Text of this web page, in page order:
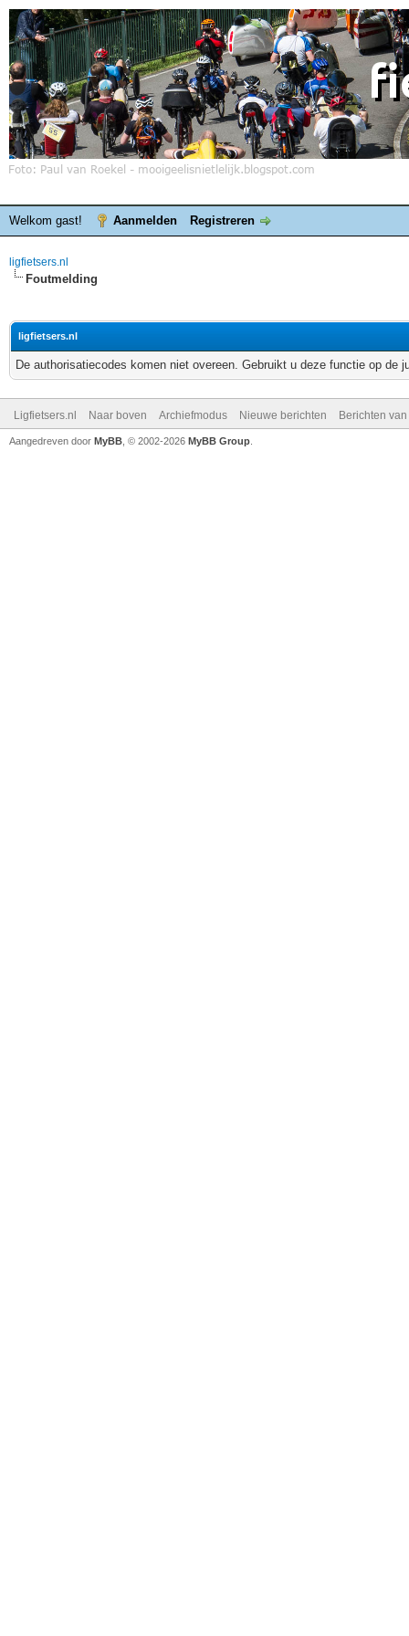
Welkom gast! Aanmelden Registreren
ligfietsers.nl
Foutmelding
ligfietsers.nl
De authorisatiecodes komen niet overeen. Gebruikt u deze functie op de
Ligfietsers.nl Naar boven Archiefmodus Nieuwe berichten Berichten
Aangedreven door MyBB , © 2002-2026 MyBB Group